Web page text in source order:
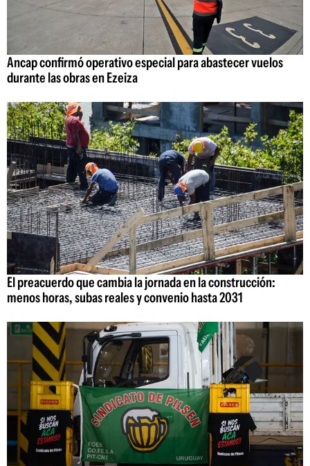
Ancap confirmó operativo especial para abastecer vuelos
durante las obras en Ezeiza
El preacuerdo que cambia la jornada en la construcción:
menos horas, subas reales y convenio hasta 2031